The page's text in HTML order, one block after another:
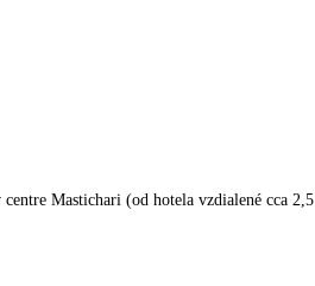
Mastichari (od hotela vzdialené cca 2,5